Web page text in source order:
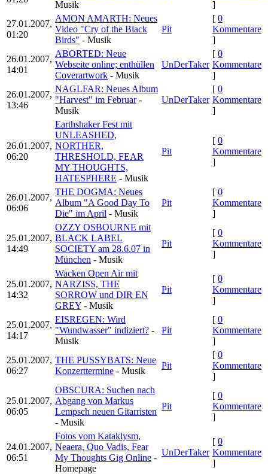
Musik
]
27.01.2007,
01:20
AMON AMARTH: Neues
Video "Cry of the Black
Birds" - Musik
Pit
[ 0
Kommentare
]
26.01.2007,
14:01
ABORTED: Neue
Webseite online; enthüllen
Coverartwork - Musik
UnDerTaker
[ 0
Kommentare
]
26.01.2007,
13:46
NAGLFAR: Neues Album
"Harvest" im Februar-
Musik
UnDerTaker
[ 0
Kommentare
]
26.01.2007,
06:20
Earthshaker Fest mit
UNLEASHED,
NORTHER,
THRESHOLD, FEAR
MY THOUGHTS,
HATESPHERE - Musik
Pit
[ 0
Kommentare
]
26.01.2007,
06:06
THE DOGMA: Neues
Album "A Good Day To
Die" im April - Musik
Pit
[ 0
Kommentare
]
25.01.2007,
14:49
OZZY OSBOURNE mit
BLACK LABEL
SOCIETY am 28.6.07 in
München - Musik
Pit
[ 0
Kommentare
]
25.01.2007,
14:32
Wacken Open Air mit
NARZISS, THE
SORROW und DIR EN
GREY - Musik
Pit
[ 0
Kommentare
]
25.01.2007,
14:17
EISREGEN: Wird
"Wundwasser" indiziert? -
Musik
Pit
[ 0
Kommentare
]
25.01.2007,
06:27
THE PUSSYBATS: Neue
Konzerttermine - Musik
Pit
[ 0
Kommentare
]
25.01.2007,
06:05
OBSCURA: Suchen nach
Abgang von Markus
Lempsch neuen Gitarristen
- Musik
Pit
[ 0
Kommentare
]
24.01.2007,
06:51
Fotos vom Kataklysm,
Neaera, Quo Vadis, Fear
My Thoughts Gig Online -
Homepage
UnDerTaker
[ 0
Kommentare
]